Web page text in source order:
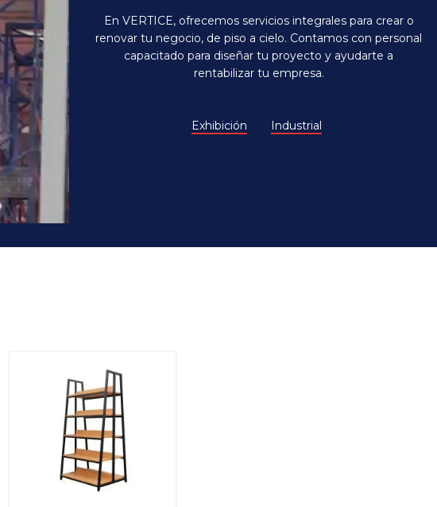
En VERTICE, ofrecemos servicios integrales para crear o
renovar tu negocio, de piso a cielo. Contamos con personal
capacitado para diseñar tu proyecto y ayudarte a
rentabilizar tu empresa.
Exhibición Industrial